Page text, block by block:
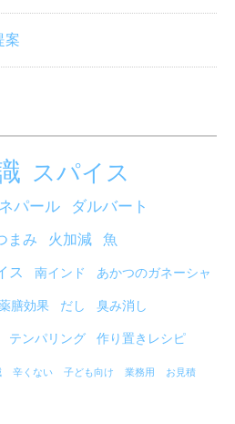
案
スパイス
ネパール
ダルバート
まみ 火加減 魚
ス 南インド あかつのガネーシャ
薬膳効果 だし 臭み消し
テンパリング 作り置きレシピ
辛くない 子ども向け 業務用 お見積